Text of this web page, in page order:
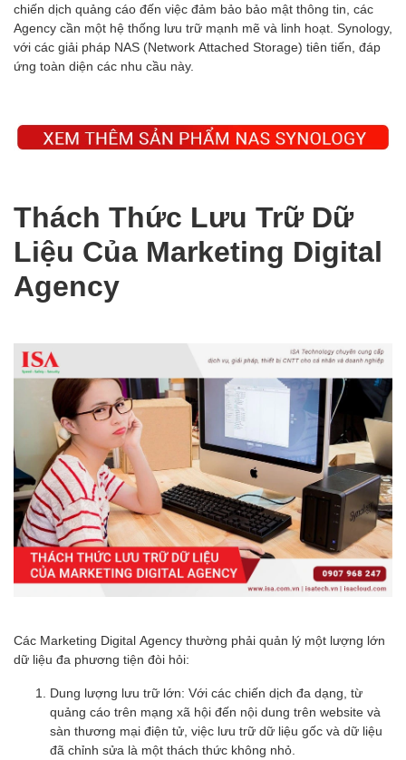
chiến dịch quảng cáo đến việc đảm bảo bảo mật thông tin, các
Agency cần một hệ thống lưu trữ mạnh mẽ và linh hoạt. Synology,
với các giải pháp NAS (Network Attached Storage) tiên tiến, đáp
ứng toàn diện các nhu cầu này.
Thách Thức Lưu Trữ Dữ
Liệu Của Marketing Digital
Agency
Các Marketing Digital Agency thường phải quản lý một lượng lớn
dữ liệu đa phương tiện đòi hỏi:
Dung lượng lưu trữ lớn: Với các chiến dịch đa dạng, từ
quảng cáo trên mạng xã hội đến nội dung trên website và
sàn thương mại điện tử, việc lưu trữ dữ liệu gốc và dữ liệu
đã chỉnh sửa là một thách thức không nhỏ.